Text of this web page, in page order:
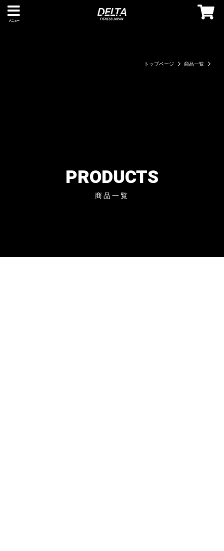
メニュー
トップページ 商品一覧
PRODUCTS
商品一覧